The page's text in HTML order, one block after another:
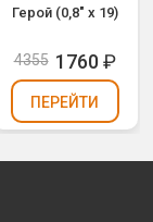
Герой (0,8" х 19)
4355 1760₽
ПЕРЕЙТИ